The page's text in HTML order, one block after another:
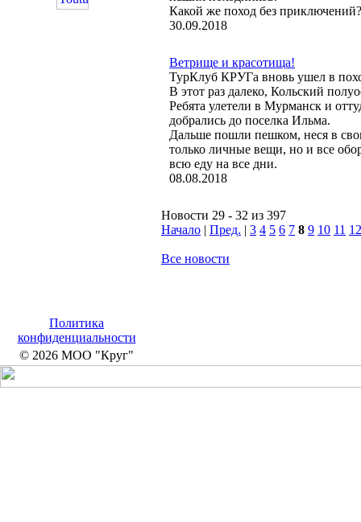
Какой же поход без
30.09.2018
Ветрище и красотища!
ТурКлуб КРУГа вновь ушел в
В этот раз далеко, Кольский
Ребята улетели в Мурманск и
добрались до поселка Ильма.
Дальше пошли пешком, неся в
только личные вещи, но и все
всю еду на все дни.
08.08.2018
Новости 29 - 32 из 397
Начало | Пред. | 3 4 5 6 7 8 9 10 11 12
Все новости
Политика
конфиденциальности
© 2026 МОО "Круг"